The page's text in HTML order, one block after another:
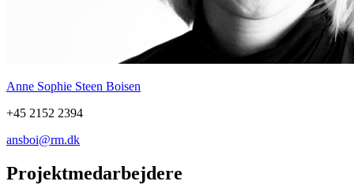
Anne Sophie Steen Boisen
+45 2152 2394
ansboi@rm.dk
Projektmedarbejdere